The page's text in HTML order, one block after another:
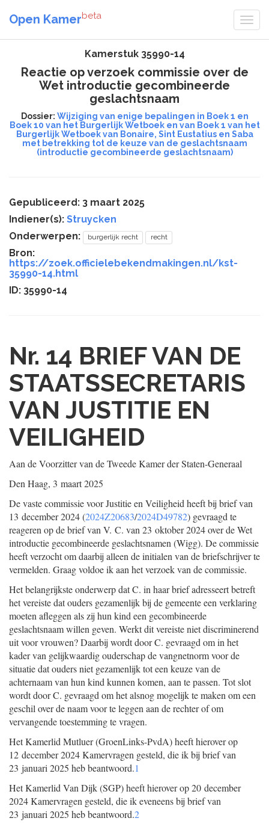
Open Kamerbeta
Kamerstuk 35990-14
Reactie op verzoek commissie over de
Wet introductie gecombineerde
geslachtsnaam
Dossier: Wijziging van enige bepalingen in Boek 1 en
Boek 10 van het Burgerlijk Wetboek en van Boek 1 van het
Burgerlijk Wetboek van Bonaire, Sint Eustatius en Saba
met betrekking tot de keuze van de geslachtsnaam
(introductie gecombineerde geslachtsnaam)
Gepubliceerd: 3 maart 2025
Indiener(s): Struycken
Onderwerpen:
burgerlijk recht recht
Bron:
https://zoek.officielebekendmakingen.nl/kst-
35990-14.html
ID: 35990-14
Nr. 14 BRIEF VAN DE
STAATSSECRETARIS
VAN JUSTITIE EN
VEILIGHEID
Aan de Voorzitter van de Tweede Kamer der Staten-Generaal
Den Haag, 3 maart 2025
De vaste commissie voor Justitie en Veiligheid heeft bij brief van
13 december 2024 (2024Z20683/2024D49782) gevraagd te
reageren op de brief van V. C. van 23 oktober 2024 over de Wet
introductie gecombineerde geslachtsnamen (Wigg). De commissie
heeft verzocht om daarbij alleen de initialen van de briefschrijver te
vermelden. Graag voldoe ik aan het verzoek van de commissie.
Het belangrijkste onderwerp dat C. in haar brief adresseert betreft
het vereiste dat ouders gezamenlijk bij de gemeente een verklaring
moeten afleggen als zij hun kind een gecombineerde
geslachtsnaam willen geven. Werkt dit vereiste niet discriminerend
uit voor vrouwen? Daarbij wordt door C. gevraagd om in het
kader van gelijkwaardig ouderschap de vangnetnorm voor de
situatie dat ouders niet gezamenlijk tot een keuze van de
achternaam van hun kind kunnen komen, aan te passen. Tot slot
wordt door C. gevraagd om het alsnog mogelijk te maken om een
geschil over de naam voor te leggen aan de rechter of om
vervangende toestemming te vragen.
Het Kamerlid Mutluer (GroenLinks-PvdA) heeft hierover op
12 december 2024 Kamervragen gesteld, die ik bij brief van
23 januari 2025 heb beantwoord.1
Het Kamerlid Van Dijk (SGP) heeft hierover op 20 december
2024 Kamervragen gesteld, die ik eveneens bij brief van
23 januari 2025 heb beantwoord.2